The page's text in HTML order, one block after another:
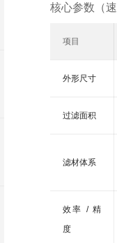
核心参数（
项目
外形尺寸
过滤面积
滤材体系
效率 / 精
度